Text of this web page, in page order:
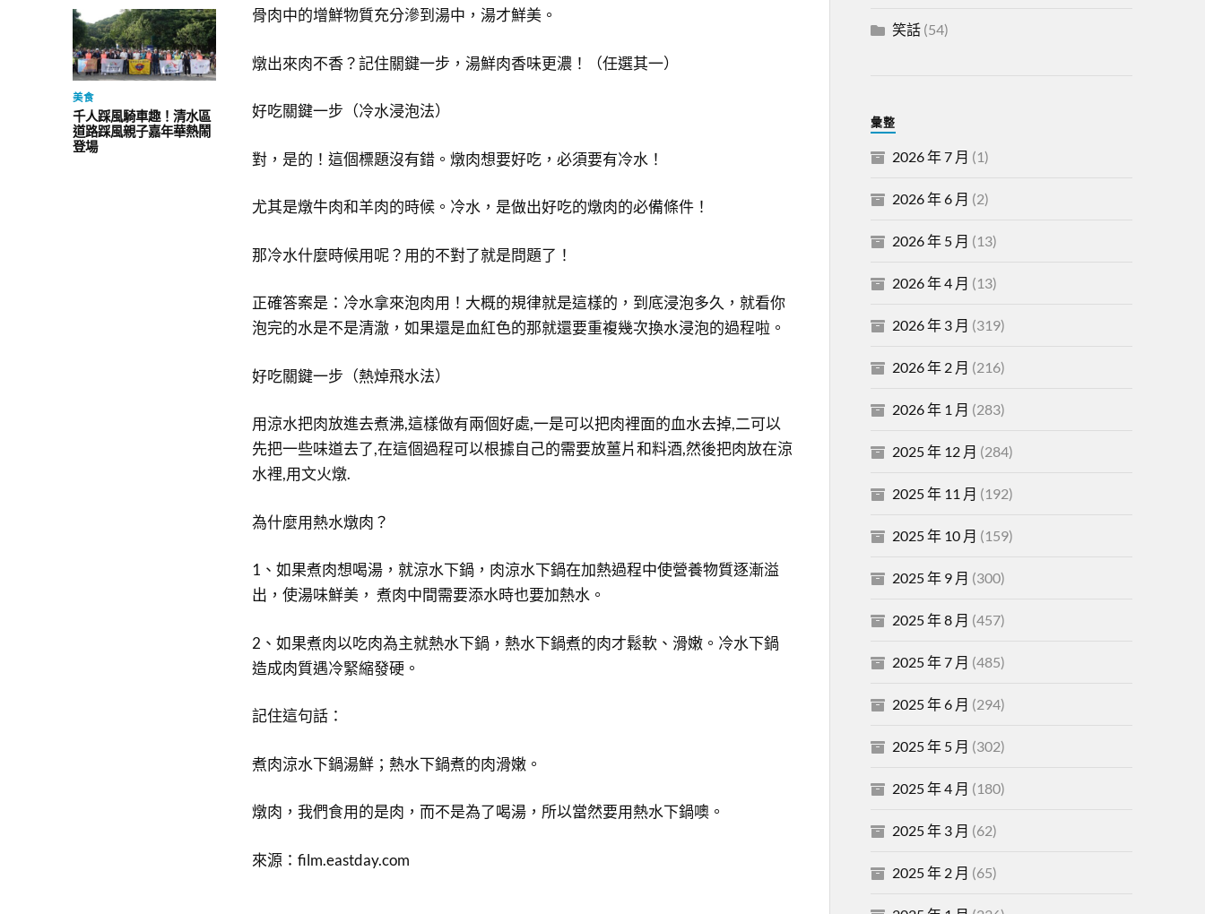
美食
千人踩風騎車趣！清水區
道路踩風親子嘉年華熱鬧
登場
骨肉中的增鮮物質充分滲到湯中，湯才鮮美。
燉出來肉不香？記住關鍵一步，湯鮮肉香味更濃！（任選其一）
好吃關鍵一步（冷水浸泡法）
對，是的！這個標題沒有錯。燉肉想要好吃，必須要有冷水！
尤其是燉牛肉和羊肉的時候。冷水，是做出好吃的燉肉的必備條件！
那冷水什麼時候用呢？用的不對了就是問題了！
正確答案是：冷水拿來泡肉用！大概的規律就是這樣的，到底浸泡多久，就看你
泡完的水是不是清澈，如果還是血紅色的那就還要重複幾次換水浸泡的過程啦。
好吃關鍵一步（熱焯飛水法）
用涼水把肉放進去煮沸,這樣做有兩個好處,一是可以把肉裡面的血水去掉,二可以
先把一些味道去了,在這個過程可以根據自己的需要放薑片和料酒,然後把肉放在涼
水裡,用文火燉.
為什麼用熱水燉肉？
1、如果煮肉想喝湯，就涼水下鍋，肉涼水下鍋在加熱過程中使營養物質逐漸溢
出，使湯味鮮美， 煮肉中間需要添水時也要加熱水。
2、如果煮肉以吃肉為主就熱水下鍋，熱水下鍋煮的肉才鬆軟、滑嫩。冷水下鍋
造成肉質遇冷緊縮發硬。
記住這句話：
煮肉涼水下鍋湯鮮；熱水下鍋煮的肉滑嫩。
燉肉，我們食用的是肉，而不是為了喝湯，所以當然要用熱水下鍋噢。
來源：film.eastday.com
笑話(54)
彙整
2026 年 7 月 (1)
2026 年 6 月 (2)
2026 年 5 月 (13)
2026 年 4 月 (13)
2026 年 3 月 (319)
2026 年 2 月 (216)
2026 年 1 月 (283)
2025 年 12 月 (284)
2025 年 11 月 (192)
2025 年 10 月 (159)
2025 年 9 月 (300)
2025 年 8 月 (457)
2025 年 7 月 (485)
2025 年 6 月 (294)
2025 年 5 月 (302)
2025 年 4 月 (180)
2025 年 3 月 (62)
2025 年 2 月 (65)